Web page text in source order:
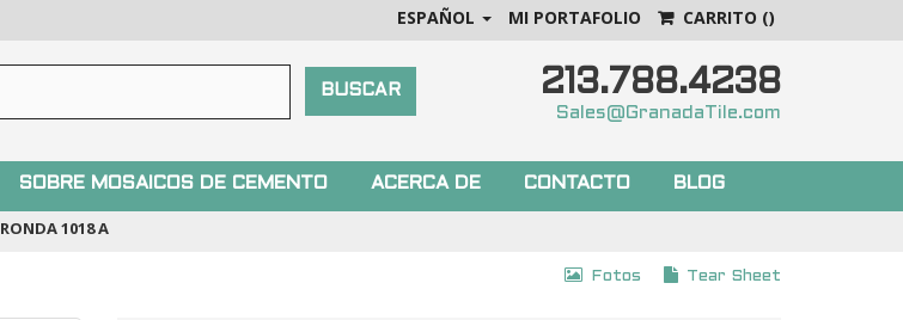
ESPAÑOL MI PORTAFOLIO CARRITO ()
213.788.4238
Sales@GranadaTile.com
SOBRE MOSAICOS DE CEMENTO ACERCA DE CONTACTO BLOG
RONDA 1018 A
Fotos Tear Sheet